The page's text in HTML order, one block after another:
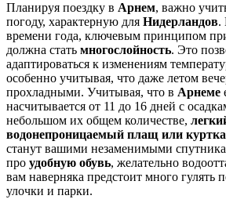
Планируя поездку в Арнем, важно
погоду, характерную для Нидерландов.
времени года, ключевым принципом
должна стать многослойность. Это
адаптироваться к изменениям
особенно учитывая, что даже летом
прохладными. Учитывая, что в Арнеме
насчитывается от 11 до 16 дней с
небольшом их общем количестве,
водонепроницаемый плащ или куртка
станут вашими незаменимыми
про удобную обувь, желательно
вам наверняка предстоит много гулять
улочки и парки.